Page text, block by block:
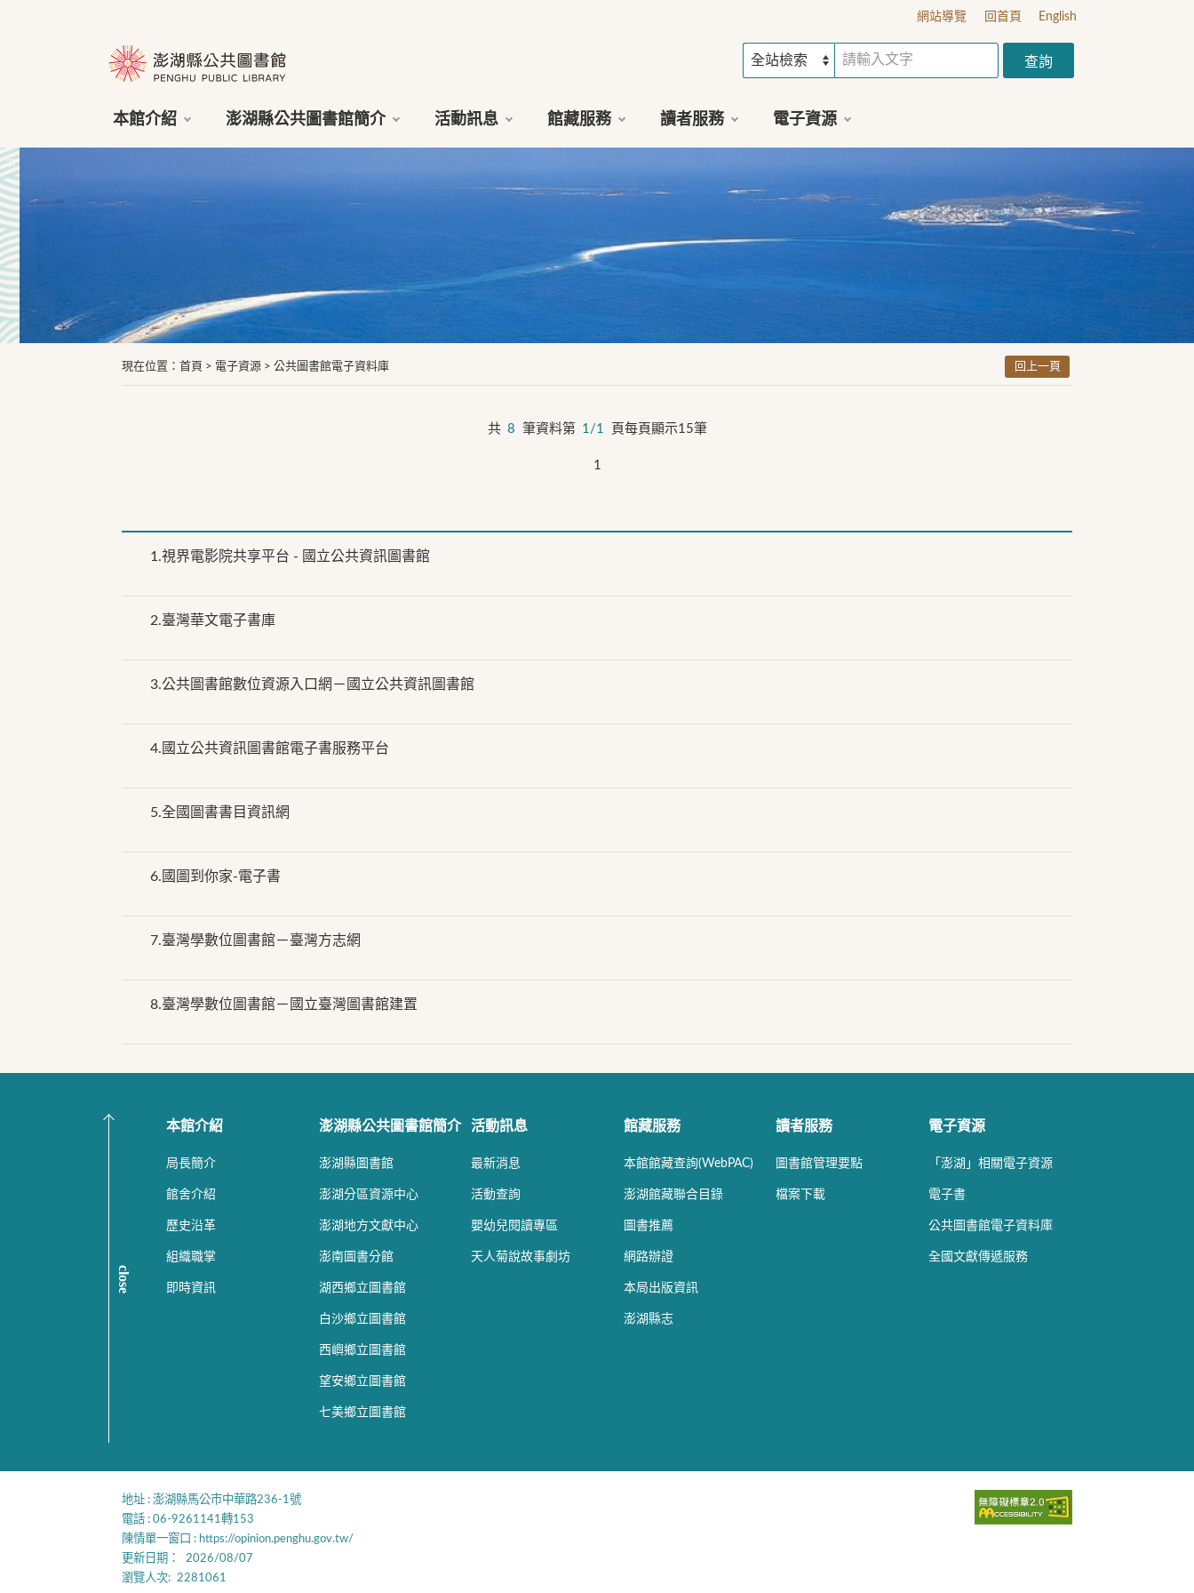
網站導覽 回首頁 English
本館介紹 澎湖縣公共圖書館簡介 活動訊息 館藏服務 讀者服務 電子資源
:::
現在位置 ： 首頁 > 電子資源 > 公共圖書館電子資料庫 回上一頁
共 8 筆資料第 1/1 頁每頁顯示15筆
1
1.視界電影院共享平台 - 國立公共資訊圖書館
2.臺灣華文電子書庫
3.公共圖書館數位資源入口網－國立公共資訊圖書館
4. 國立公共資訊圖書館電子書服務平台
5.全國圖書書目資訊網
6. 國圖到你家-電子書
7.臺灣學數位圖書館－臺灣方志網
8.臺灣學數位圖書館－國立臺灣圖書館建置
close
本館介紹
局長簡介
館舍介紹
歷史沿革
組織職掌
即時資訊
澎湖縣公共圖書館簡介
澎湖縣圖書館
澎湖分區資源中心
澎湖地方文獻中心
澎南圖書分館
湖西鄉立圖書館
白沙鄉立圖書館
西嶼鄉立圖書館
望安鄉立圖書館
七美鄉立圖書館
活動訊息
最新消息
活動查詢
嬰幼兒閱讀專區
天人菊說故事劇坊
館藏服務
本館館藏查詢(WebPAC)
澎湖館藏聯合目錄
圖書推薦
網路辦證
本局出版資訊
澎湖縣志
讀者服務
圖書館管理要點
檔案下載
電子資源
「澎湖」相關電子資源
電子書
公共圖書館電子資料庫
全國文獻傳遞服務
地址 : 澎湖縣馬公市中華路236-1號
電話 : 06-9261141轉153
陳情單一窗口 : https://opinion.penghu.gov.tw/
更新日期：
2026/08/07
瀏覽人次: 2281061